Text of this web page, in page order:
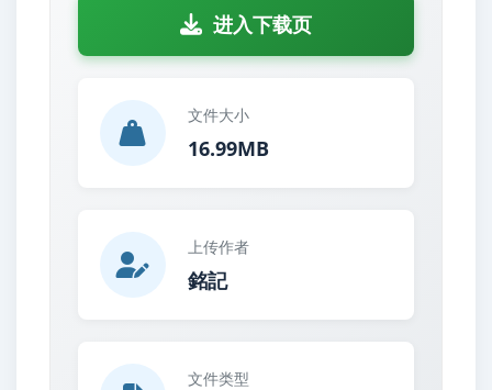
进入下载页
文件大小
16.99MB
上传作者
銘記
文件类型